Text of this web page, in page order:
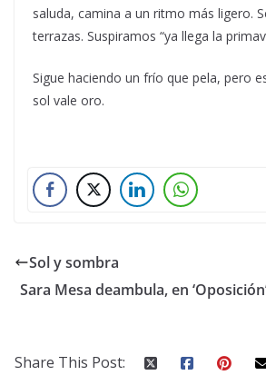
saluda, camina a un ritmo más ligero.
terrazas. Suspiramos “ya llega la
Sigue haciendo un frío que pela, pero
sol vale oro.
Sol y sombra
Sara Mesa deambula, en
Share This Post: